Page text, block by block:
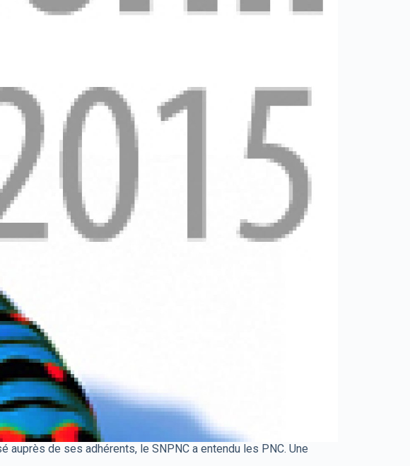
auprès de ses adhérents, le SNPNC a entendu les PNC. Une